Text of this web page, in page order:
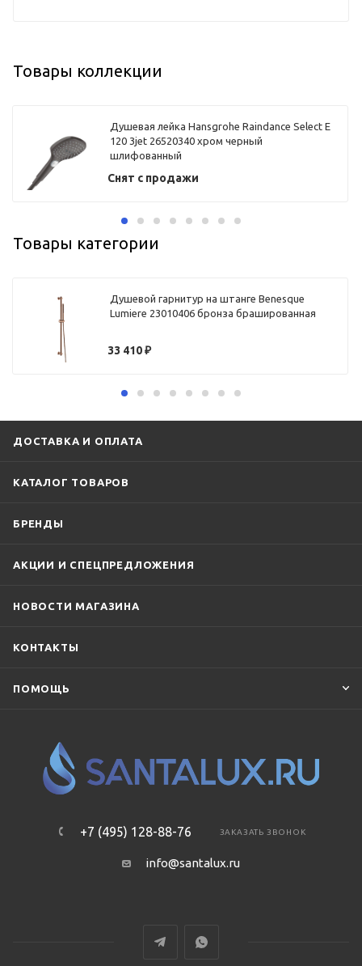
Товары коллекции
Душевая лейка Hansgrohe Raindance Select E
120 3jet 26520340 хром черный
шлифованный
Снят с продажи
Товары категории
Душевой гарнитур на штанге Benesque
Lumiere 23010406 бронза брашированная
33 410₽
ДОСТАВКА И ОПЛАТА
КАТАЛОГ ТОВАРОВ
БРЕНДЫ
АКЦИИ И СПЕЦПРЕДЛОЖЕНИЯ
НОВОСТИ МАГАЗИНА
КОНТАКТЫ
ПОМОЩЬ
+7 (495) 128-88-76 ЗАКАЗАТЬ ЗВОНОК
info@santalux.ru